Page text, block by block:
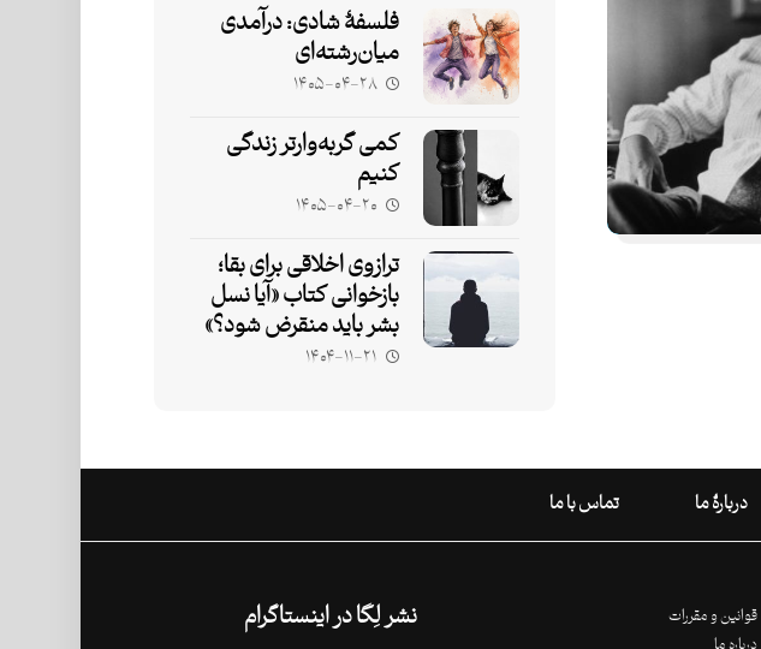
فلسفۀ شادی: درآمدی
میان‌رشته‌ای
۱۴۰۵-۰۴-۲۸
کمی گربه‌وارتر زندگی
کنیم
۱۴۰۵-۰۴-۲۰
ترازوی اخلاقی برای بقا؛
بازخوانی کتاب «آیا نسل
بشر باید منقرض شود؟»
۱۴۰۴-۱۱-۲۱
دربارۀ ما تماس با ما
قوانین و مقررات
نشر لِگا در اینستاگرام